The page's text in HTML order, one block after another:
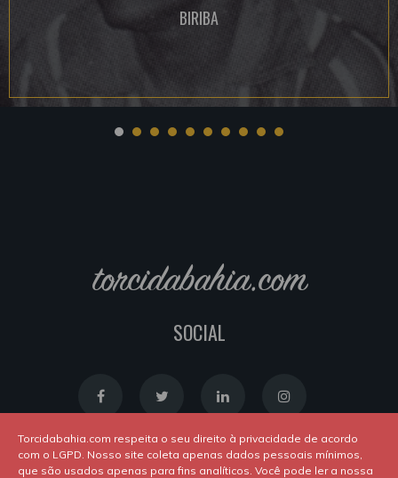
BIRIBA
torcidabahia.com
SOCIAL
Torcidabahia.com respeita o seu direito à privacidade de acordo
com o LGPD. Nosso site coleta apenas dados pessoais mínimos,
que são usados apenas para fins analíticos. Você pode ler a nossa